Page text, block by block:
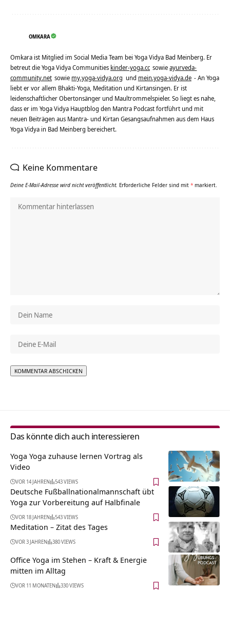
OMKARA
Omkara ist Mitglied im Social Media Team bei Yoga Vidya Bad Meinberg. Er
betreut die Yoga Vidya Communities kinder-yoga.cc sowieayurveda-
community.net sowie my.yoga-vidya.org und mein.yoga-vidya.de - An Yoga
liebt er vor allem Bhakti-Yoga, Meditation und Kirtansingen. Er ist
leidenschaftlicher Obertonsänger und Maultrommelspieler. So liegt es nahe,
dass er im Yoga Vidya Hauptblog den Mantra Podcast fortführt und mit
neuen Beiträgen aus Mantra- und Kirtan Gesangsaufnahmen aus dem Haus
Yoga Vidya in Bad Meinberg bereichert.
Keine Kommentare
Deine E-Mail-Adresse wird nicht veröffentlicht. Erforderliche Felder sind mit * markiert.
Das könnte dich auch interessieren
Yoga Yoga zuhause lernen Vortrag als
Video
VOR 14 JAHREN 543 VIEWS
Deutsche Fußballnationalmannschaft übt
Yoga zur Vorbereitung auf Halbfinale
VOR 18 JAHREN 543 VIEWS
Meditation – Zitat des Tages
VOR 3 JAHREN 380 VIEWS
Office Yoga im Stehen – Kraft & Energie
mitten im Alltag
VOR 11 MONATEN 330 VIEWS